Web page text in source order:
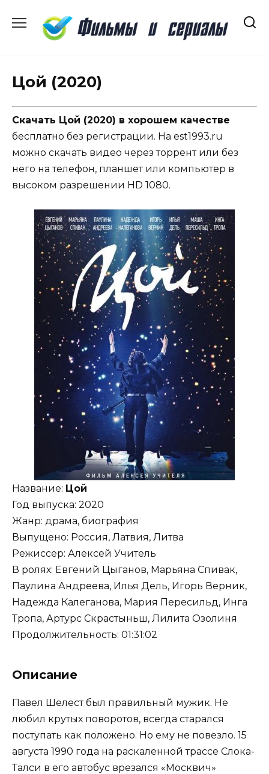
содержанию
Цой (2020)
Скачать Цой (2020) в хорошем качестве
бесплатно без регистрации. На est1993.ru
можно скачать видео через торрент или без
него на телефон, планшет или компьютер в
высоком разрешении HD 1080.
Название: Цой
Год выпуска: 2020
Жанр: драма, биография
Выпущено: Россия, Латвия, Литва
Режиссер: Алексей Учитель
В ролях: Евгений Цыганов, Марьяна Спивак,
Паулина Андреева, Илья Дель, Игорь Верник,
Надежда Калеганова, Мария Пересильд, Инга
Тропа, Артурс Скрастыньш, Лилита Озолиня
Продолжительность: 01:31:02
Описание
Павел Шелест был правильный мужик. Не
любил крутых поворотов, всегда старался
поступать как положено. Но ему не повезло. 15
августа 1990 года на раскаленной трассе Слока-
Талси в его автобус врезался «Москвич»